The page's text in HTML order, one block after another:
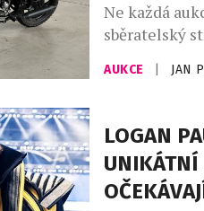
Ne každá
sběratelský
Právě
motocyklu
hodin Le
organizaci
stravování
Draženým
AUKCE JAN
LOGAN
UNIKÁTNÍ